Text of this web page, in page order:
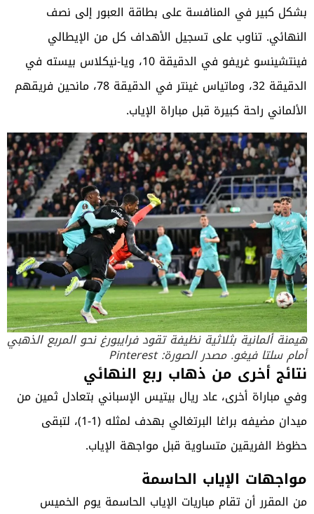
بشكل كبير في المنافسة على بطاقة العبور إلى نصف
النهائي. تناوب على تسجيل الأهداف كل من الإيطالي
فينتشينسو غريفو في الدقيقة 10، ويا-نيكلاس بيسته في
الدقيقة 32، وماتياس غينتر في الدقيقة 78، مانحين فريقهم
الألماني راحة كبيرة قبل مباراة الإياب.
هيمنة ألمانية بثلاثية نظيفة تقود فرايبورغ نحو المربع الذهبي
أمام سلتا فيغو. مصدر الصورة: Pinterest
نتائج أخرى من ذهاب ربع النهائي
وفي مباراة أخرى، عاد ريال بيتيس الإسباني بتعادل ثمين من
ميدان مضيفه براغا البرتغالي بهدف لمثله (1-1)، لتبقى
حظوظ الفريقين متساوية قبل مواجهة الإياب.
مواجهات الإياب الحاسمة
من المقرر أن تقام مباريات الإياب الحاسمة يوم الخميس